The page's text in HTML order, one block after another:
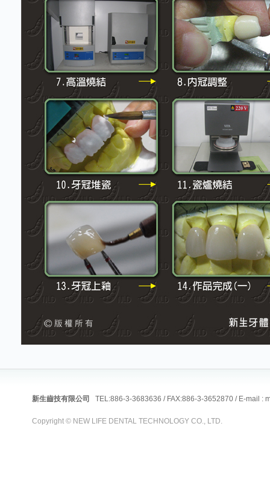
新生齒技有限公司 TEL:886-3-3683636 / FAX:886-3-3652870 / E-mail :
Copyright © NEW LIFE DENTAL TECHNOLOGY CO., LTD.